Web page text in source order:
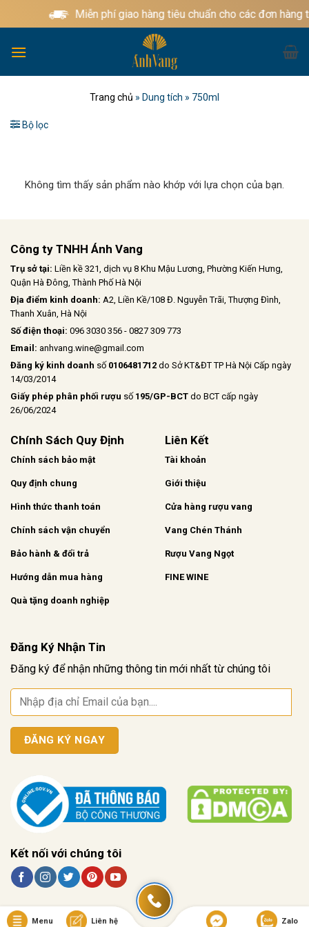
qua
dung
Miễn phí giao hàng tiêu chuẩn cho các đơn hàng
Trang chủ » Dung tích » 750ml
Bộ lọc
Không tìm thấy sản phẩm nào khớp với lựa chọn của bạn.
Công ty TNHH Ánh Vang
Trụ sở tại: Liền kề 321, dịch vụ 8 Khu Mậu Lương, Phường Kiến Hưng,
Quận Hà Đông, Thành Phố Hà Nội
Địa điểm kinh doanh: A2, Liền Kề/108 Đ. Nguyễn Trãi, Thượng Đình,
Thanh Xuân, Hà Nội
Số điện thoại: 096 3030 356 - 0827 309 773
Email: anhvang.wine@gmail.com
Đăng ký kinh doanh số 0106481712 do Sở KT&ĐT TP Hà Nội Cấp ngày
14/03/2014
Giấy phép phân phối rượu số 195/GP-BCT do BCT cấp ngày
26/06/2024
Chính Sách Quy Định
Chính sách bảo mật
Quy định chung
Hình thức thanh toán
Chính sách vận chuyển
Bảo hành & đổi trả
Hướng dẫn mua hàng
Quà tặng doanh nghiệp
Liên Kết
Tài khoản
Giới thiệu
Cửa hàng rượu vang
Vang Chén Thánh
Rượu Vang Ngọt
FINE WINE
Đăng Ký Nhận Tin
Đăng ký để nhận những thông tin mới nhất từ chúng tôi
Kết nối với chúng tôi
Menu Liên hệ Zalo